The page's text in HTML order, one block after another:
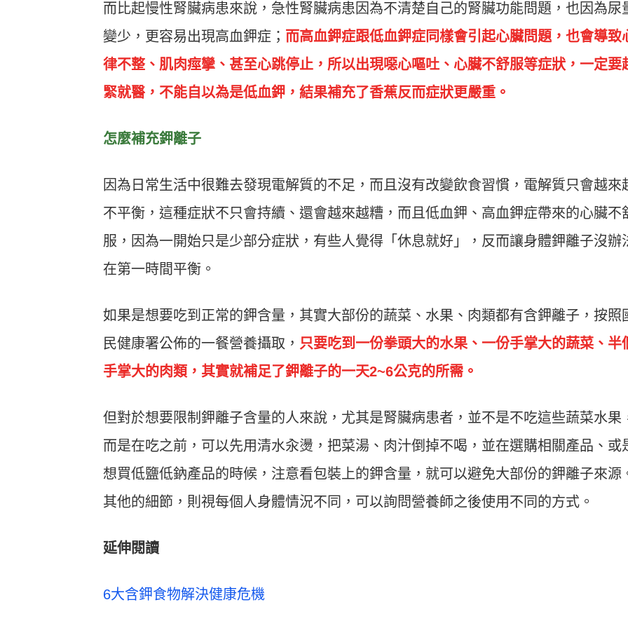
而比起慢性腎臟病患來說，急性腎臟病患因為不清楚自己的腎臟功能問題，也因為尿
變少，更容易出現高血鉀症； 而高血鉀症跟低血鉀症同樣會引起心臟問題，也會導致
律不整、肌肉痙攣、甚至心跳停止，所以出現噁心嘔吐、心臟不舒服等症狀，一定要
緊就醫，不能自以為是低血鉀，結果補充了香蕉反而症狀更嚴重。
怎麼補充鉀離子
因為日常生活中很難去發現電解質的不足，而且沒有改變飲食習慣，電解質只會越來
不平衡，這種症狀不只會持續、還會越來越糟，而且低血鉀、高血鉀症帶來的心臟不
服，因為一開始只是少部分症狀，有些人覺得「休息就好」，反而讓身體鉀離子沒辦
在第一時間平衡。
如果是想要吃到正常的鉀含量，其實大部份的蔬菜、水果、肉類都有含鉀離子，按照
民健康署公佈的一餐營養攝取， 只要吃到一份拳頭大的水果、一份手掌大的蔬菜、半
手掌大的肉類，其實就補足了鉀離子的一天2~6公克的所需。
但對於想要限制鉀離子含量的人來說，尤其是腎臟病患者，並不是不吃這些蔬菜水果
而是在吃之前，可以先用清水汆燙，把菜湯、肉汁倒掉不喝，並在選購相關產品、或
想買低鹽低鈉產品的時候，注意看包裝上的鉀含量，就可以避免大部份的鉀離子來源
其他的細節，則視每個人身體情況不同，可以詢問營養師之後使用不同的方式。
延伸閱讀
6大含鉀食物解決健康危機